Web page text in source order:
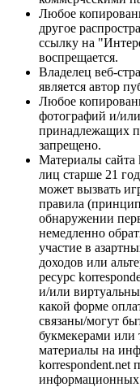
Любое
другое
ссылку на
воспрещается.
Владелец веб-
является автор
Любое
фотографий и/
принадлежащих
запрещено.
Материалы сайта
лиц старше 21
может вызвать
правила
обнаружении
немедленно
участие в
доходов или
ресурс
и/или
какой форме
связаны/могут
букмекерами или
материалы на
korrespondent.net
информационных